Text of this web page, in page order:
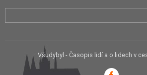
Všudybyl - Časopis lidí a o lidech v